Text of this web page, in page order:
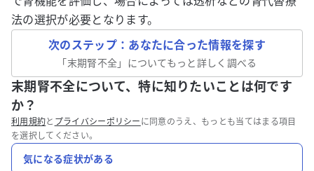
法の選択が必要となります。
次のステップ：あなたに合った情報を探す
「末期腎不全 」についてもっと詳しく調べる
末期腎不全について、特に知りたいことは何です
か？
利用規約と プライバシーポリシー に同意のうえ、もっとも当てはまる項目
を選択してください。
気になる症状がある